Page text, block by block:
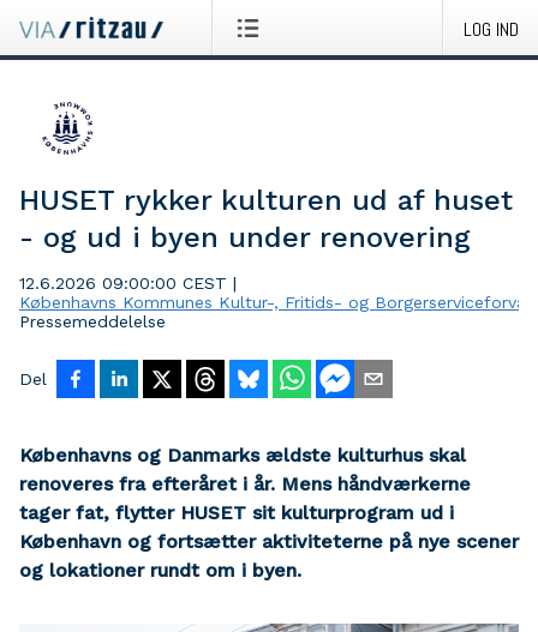
LOG IND
HUSET rykker kulturen ud af huset
- og ud i byen under renovering
12.6.2026 09:00:00 CEST |
Københavns Kommunes Kultur-, Fritids- og
Pressemeddelelse
Del
Københavns og Danmarks ældste kulturhus skal
renoveres fra efteråret i år. Mens håndværkerne
tager fat, flytter HUSET sit kulturprogram ud i
København og fortsætter aktiviteterne på nye scener
og lokationer rundt om i byen.